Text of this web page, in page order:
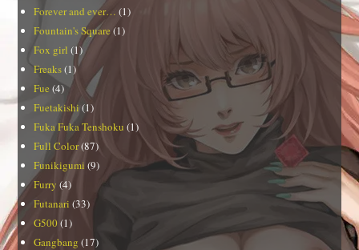
Forever and ever… (1)
Fountain's Square (1)
Fox girl (1)
Freaks(1)
Fue (4)
Fuetakishi (1)
Fuka Fuka Tenshoku (1)
Full Color(87)
Funikigumi (9)
Furry (4)
Futanari (33)
G500 (1)
Gangbang (17)